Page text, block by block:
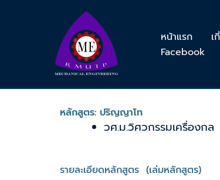
หน้าแรก เ
Facebook
หลักสูตร: ปริญญาโท
วศ.ม.วิศวกรรมเครื่องก
รายละเอียดหลักสูตร (เล่มหลักสูตร)